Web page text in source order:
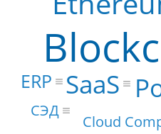
SaaS
ERP
СЭД
Cloud